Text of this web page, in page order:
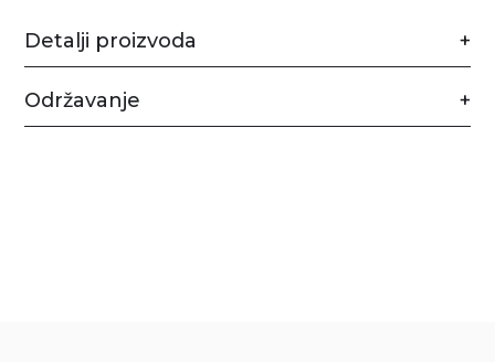
Detalji proizvoda
Održavanje